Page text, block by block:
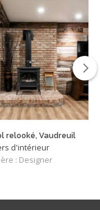
relooké, Vaudreuil
d'intérieur
: Designer